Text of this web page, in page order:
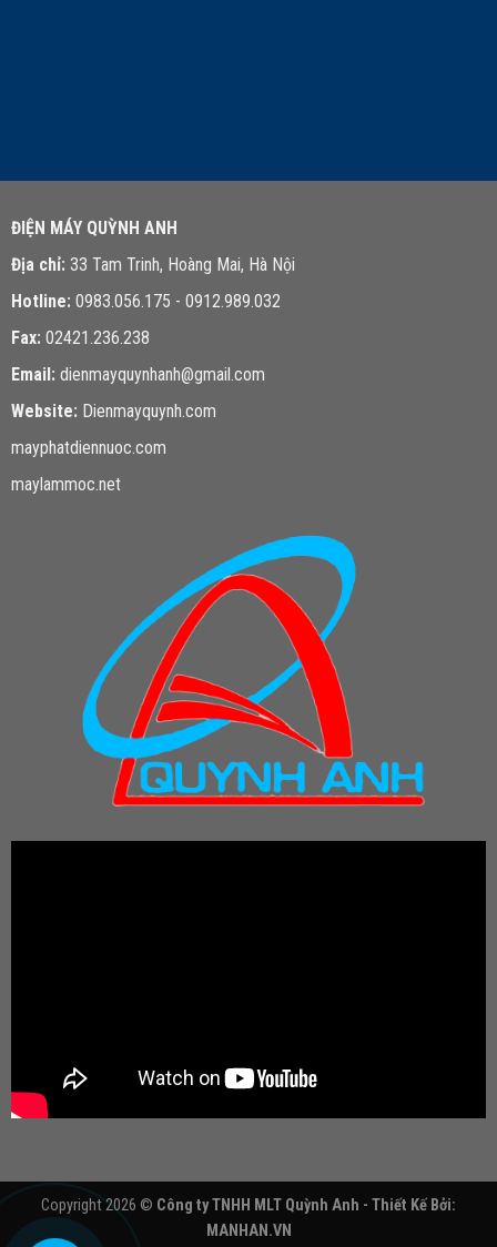
ĐIỆN MÁY QUỲNH ANH
Địa chỉ: 33 Tam Trinh, Hoàng Mai, Hà Nội
Hotline: 0983.056.175 - 0912.989.032
Fax: 02421.236.238
Email: dienmayquynhanh@gmail.com
Website: Dienmayquynh.com
mayphatdiennuoc.com
maylammoc.net
Copyright 2026 © Công ty TNHH MLT Quỳnh Anh - Thiết Kế Bởi:
MANHAN.VN